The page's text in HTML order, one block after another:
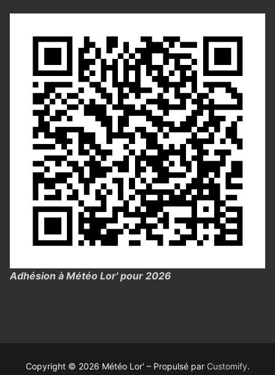
Adhésion à Météo Lor' pour 2026
Copyright © 2026 Météo Lor' – Propulsé par Customify.